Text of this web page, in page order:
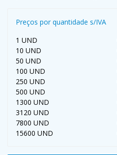
Preços por quantidade s/IVA
1 UND
10 UND
50 UND
100 UND
250 UND
500 UND
1300 UND
3120 UND
7800 UND
15600 UND